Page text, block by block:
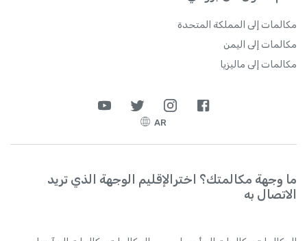
مكالمات إلى المملكة المتحدة
مكالمات إلى اليمن
مكالمات إلى ماليزيا
AR
ما وجهة مكالمتك؟ اخترالإقليم الوجهة الذي تريد
الاتصال به